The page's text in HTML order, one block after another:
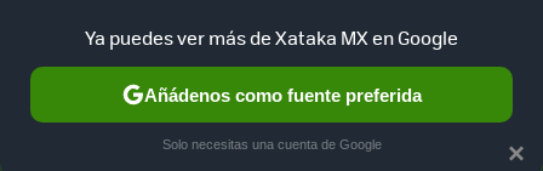
SELECCIÓN GAMING HOME AUTO TERRITORIO
×
Ya puedes ver más de Xataka MX en Google
Añádenos como fuente preferida
Solo necesitas una cuenta de Google